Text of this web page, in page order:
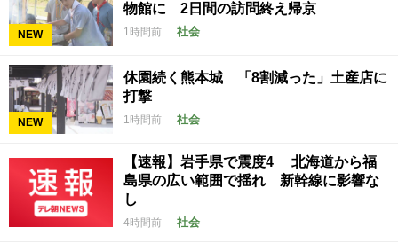
NEW
物館に 2日間の訪問終え帰京
1時間前 社会
NEW
休園続く熊本城 「8割減った」土産店に
打撃
1時間前 社会
【速報】岩手県で震度4 北海道から福
島県の広い範囲で揺れ 新幹線に影響な
し
4時間前 社会